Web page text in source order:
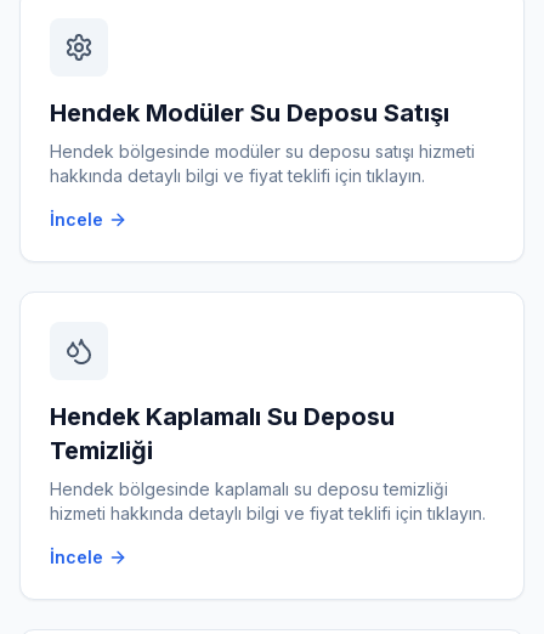
Hendek Modüler Su Deposu Satışı
Hendek bölgesinde modüler su deposu satışı hizmeti
hakkında detaylı bilgi ve fiyat teklifi için tıklayın.
İncele
Hendek Kaplamalı Su Deposu
Temizliği
Hendek bölgesinde kaplamalı su deposu temizliği
hizmeti hakkında detaylı bilgi ve fiyat teklifi için tıklayın.
İncele